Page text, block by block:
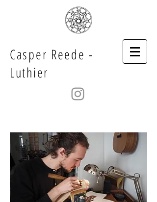
Casper Reede -
Luthier